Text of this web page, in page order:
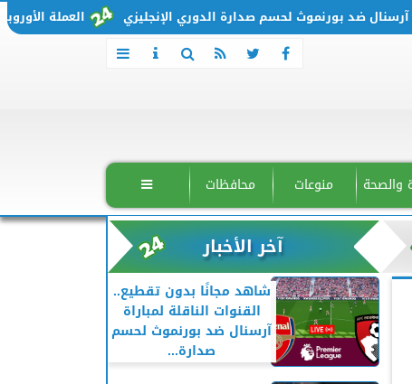
العملة الأوروبية تتحرك من ضد بورنموث لحسم صدارة الدوري الإنجليزي
والصحة منوعات محافظات 
آخر الأخبار
شاهد مجانًا بدون تقطيع..
القنوات الناقلة لمباراة
آرسنال ضد بورنموث لحسم
صدارة...